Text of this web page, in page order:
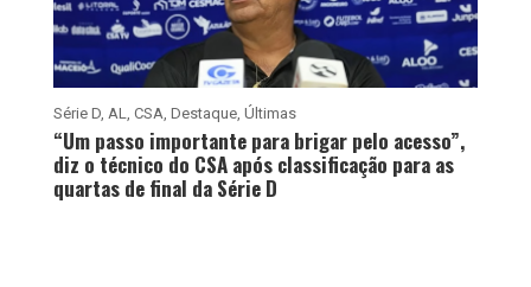
Série D, AL, CSA, Destaque, Últimas
“Um passo importante para brigar pelo acesso”,
diz o técnico do CSA após classificação para as
quartas de final da Série D